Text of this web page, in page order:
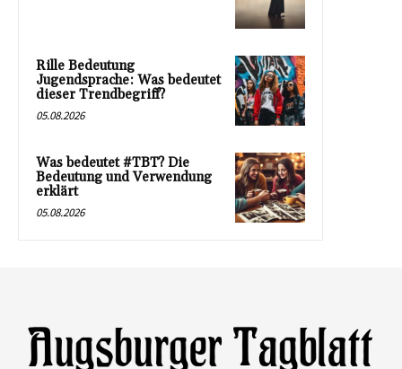
Rille Bedeutung
Jugendsprache: Was bedeutet
dieser Trendbegriff?
05.08.2026
Was bedeutet #TBT? Die
Bedeutung und Verwendung
erklärt
05.08.2026